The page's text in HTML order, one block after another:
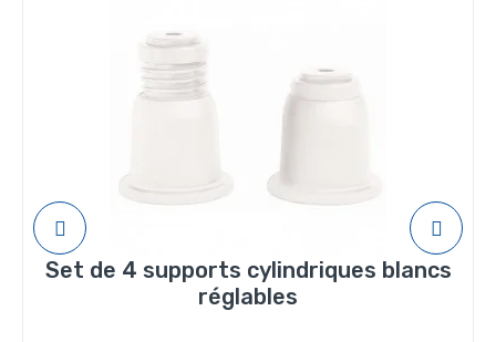
Set de 4 supports cylindriques blancs
réglables